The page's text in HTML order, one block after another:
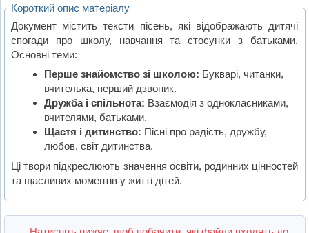
Короткий опис матеріалу
Документ містить тексти пісень, які відображають дитячі
спогади про школу, навчання та стосунки з батьками.
Основні теми:
Перше знайомство зі школою: Букварі, читанки,
вчителька, перший дзвоник.
Дружба і спільнота: Взаємодія з однокласниками,
вчителями, батьками.
Щастя і дитинство: Пісні про радість, дружбу,
любов, світ дитинства.
Ці твори підкреслюють значення освіти, родинних цінностей
та щасливих моментів у житті дітей.